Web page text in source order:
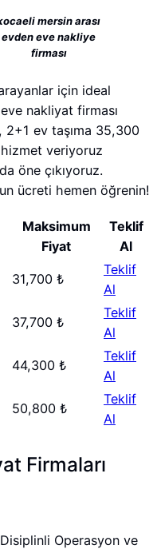
mersin arası
evden eve nakliye
firması
için ideal
nakliyat firması
2+1 ev taşıma 35,300
veriyoruz
öne çıkıyoruz.
ücreti hemen öğrenin!
Maksimum
Fiyat
Teklif
Al
31,700 ₺
Teklif
Al
37,700 ₺
Teklif
Al
44,300 ₺
Teklif
Al
50,800 ₺
Teklif
Al
Firmaları
Operasyon ve